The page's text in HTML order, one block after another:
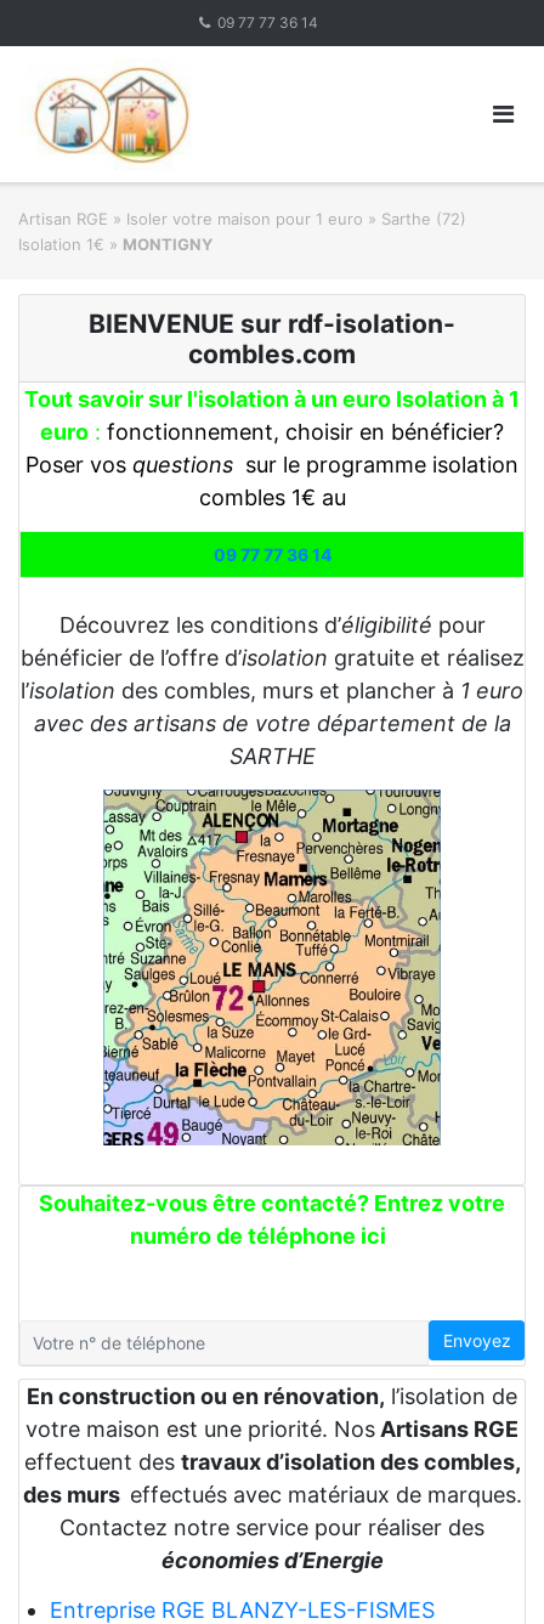
09 77 77 36 14
Artisan RGE » Isoler votre maison pour 1 euro » Sarthe (72)
Isolation 1€ » MONTIGNY
BIENVENUE sur rdf-isolation-
combles.com
Tout savoir sur l'isolation à un euro Isolation à 1
euro : fonctionnement, choisir en bénéficier?
Poser vos questions sur le programme isolation
combles 1€ au
09 77 77 36 14
Découvrez les conditions d’éligibilité pour
bénéficier de l’offre d’isolation gratuite et réalisez
l’isolation des combles, murs et plancher à 1 euro
avec des artisans de votre département de la
SARTHE
Souhaitez-vous être contacté? Entrez votre
numéro de téléphone ici
Envoyez
En construction ou en rénovation, l’isolation de
votre maison est une priorité. Nos Artisans RGE
effectuent des travaux d’isolation des combles,
des murs effectués avec matériaux de marques.
Contactez notre service pour réaliser des
économies d’Energie
Entreprise RGE BLANZY-LES-FISMES